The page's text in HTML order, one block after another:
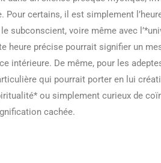
certains, il est simplement
subconscient, voire même avec
heure précise pourrait signifier un
intérieure. De même, pour les
qui pourrait porter en lui
ou simplement curieux de
cachée.